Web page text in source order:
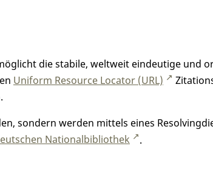
die stabile, weltweit eindeutige und
Uniform Resource Locator (URL)
sondern werden mittels eines
Nationalbibliothek .